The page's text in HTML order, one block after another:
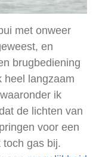
met onweer
en
brugbediening
heel langzaam
ik
de lichten van
voor een
gas bij.